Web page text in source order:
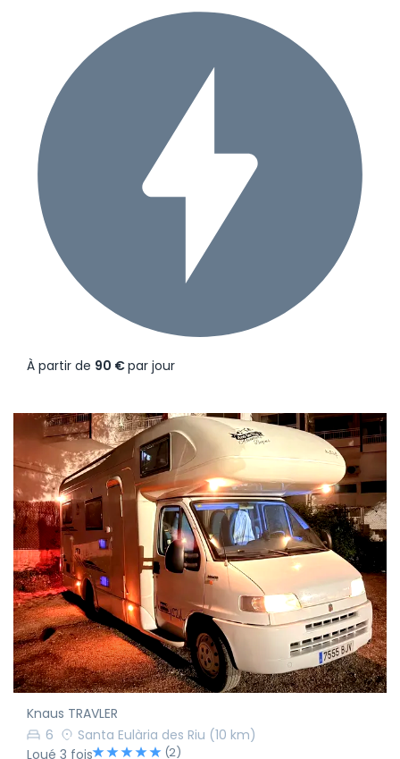
À partir de 90 €par jour
Knaus TRAVLER
6
Santa Eulària des Riu (10 km)
Loué 3 fois
(2)